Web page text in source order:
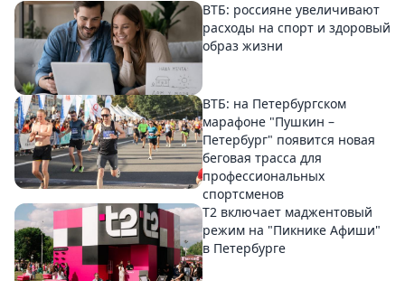
ВТБ: россияне увеличивают
расходы на спорт и здоровый
образ жизни
ВТБ: на Петербургском
марафоне "Пушкин –
Петербург" появится новая
беговая трасса для
профессиональных
спортсменов
Т2 включает маджентовый
режим на "Пикнике Афиши"
в Петербурге